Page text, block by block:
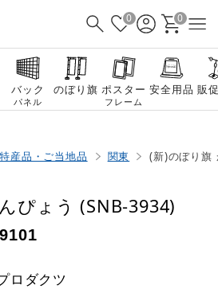
0 0
バック
パネル
のぼり旗 ポスター
フレーム
安全用品 販
産品・ご当地品 関東 (新)のぼり旗
ぴょう (SNB-3934)
ロダクツ